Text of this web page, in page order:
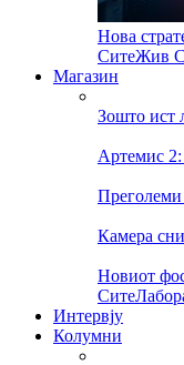
Нова
СитеЖив
Магазин
Зошто ист
Артемис 2:
Преголеми
Камера
Новиот
Сите
Интервју
Колумни